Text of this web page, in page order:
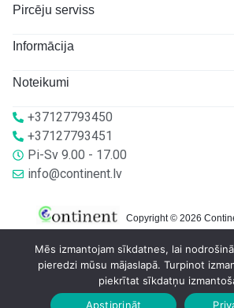
Pircēju serviss
Informācija
Noteikumi
+37127793450
+37127793451
Pi-Sv 9.00 - 17.00
info@continent.lv
Copyright © 2026
Mēs izmantojam sīkdatnes, lai
pieredzi mūsu mājaslapā. Turpinot
piekrītat sīkdatņu
Apstiprināt